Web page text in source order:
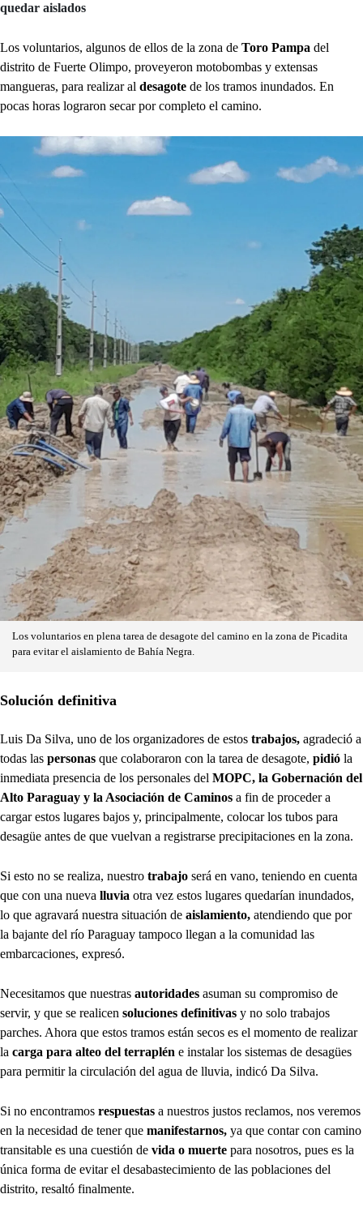
quedar aislados
Los voluntarios, algunos de ellos de la zona de Toro Pampa del
distrito de Fuerte Olimpo, proveyeron motobombas y extensas
mangueras, para realizar al desagote de los tramos inundados. En
pocas horas lograron secar por completo el camino.
Los voluntarios en plena tarea de desagote del camino en la zona de Picadita
para evitar el aislamiento de Bahía Negra.
Solución definitiva
Luis Da Silva, uno de los organizadores de estos trabajos, agradeció a
todas las personas que colaboraron con la tarea de desagote, pidió la
inmediata presencia de los personales del MOPC, la Gobernación del
Alto Paraguay y la Asociación de Caminos a fin de proceder a
cargar estos lugares bajos y, principalmente, colocar los tubos para
desagüe antes de que vuelvan a registrarse precipitaciones en la zona.
Si esto no se realiza, nuestro trabajo será en vano, teniendo en cuenta
que con una nueva lluvia otra vez estos lugares quedarían inundados,
lo que agravará nuestra situación de aislamiento, atendiendo que por
la bajante del río Paraguay tampoco llegan a la comunidad las
embarcaciones, expresó.
Necesitamos que nuestras autoridades asuman su compromiso de
servir, y que se realicen soluciones definitivas y no solo trabajos
parches. Ahora que estos tramos están secos es el momento de realizar
la carga para alteo del terraplén e instalar los sistemas de desagües
para permitir la circulación del agua de lluvia, indicó Da Silva.
Si no encontramos respuestas a nuestros justos reclamos, nos veremos
en la necesidad de tener que manifestarnos, ya que contar con camino
transitable es una cuestión de vida o muerte para nosotros, pues es la
única forma de evitar el desabastecimiento de las poblaciones del
distrito, resaltó finalmente.